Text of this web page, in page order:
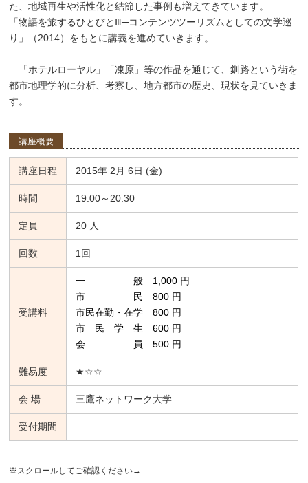
た、地域再生や活性化と結節した事例も増えてきています。
「物語を旅するひとびとⅢ─コンテンツツーリズムとしての文学巡
り」（2014）をもとに講義を進めていきます。
「ホテルローヤル」「凍原」等の作品を通じて、釧路という街を
都市地理学的に分析、考察し、地方都市の歴史、現状を見ていきま
す。
講座概要
講座日程 2015年 2月 6日 (金)
時間 19:00～20:30
定員 20 人
回数 1回
受講料
一 般 1,000 円
市 民 800 円
市民在勤・在学 800 円
市 民 学 生 600 円
会 員 500 円
難易度 ★☆☆
会 場 三鷹ネットワーク大学
受付期間
※スクロールしてご確認ください→